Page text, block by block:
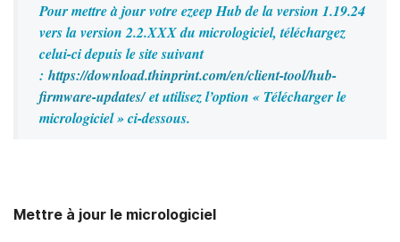
Pour mettre à jour votre ezeep Hub de la version 1.19.24
vers la version 2.2.XXX du micrologiciel, téléchargez
celui-ci depuis le site suivant
: https://download.thinprint.com/en/client-tool/hub-
firmware-updates/et utilisez l’option « Télécharger le
micrologiciel » ci-dessous.
Mettre à jour le micrologiciel